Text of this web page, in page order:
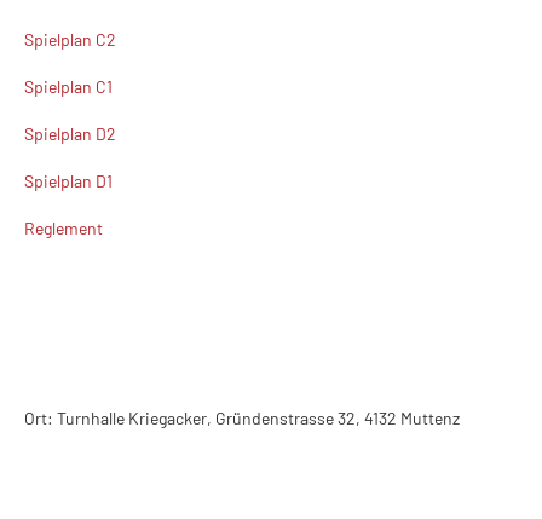
Spielplan C2
Spielplan C1
Spielplan D2
Spielplan D1
Reglement
Ort: Turnhalle Kriegacker, Gründenstrasse 32, 4132 Muttenz